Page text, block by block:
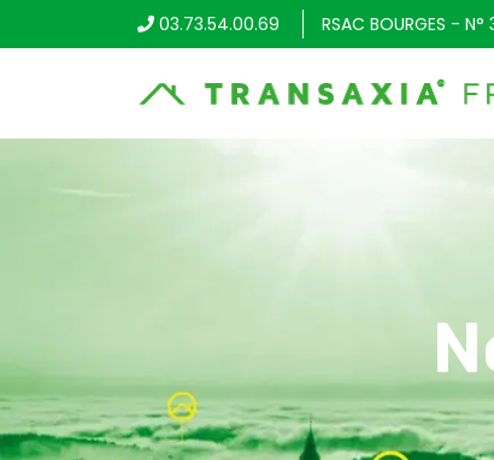
03.73.54.00.69 RSAC BOURGES -